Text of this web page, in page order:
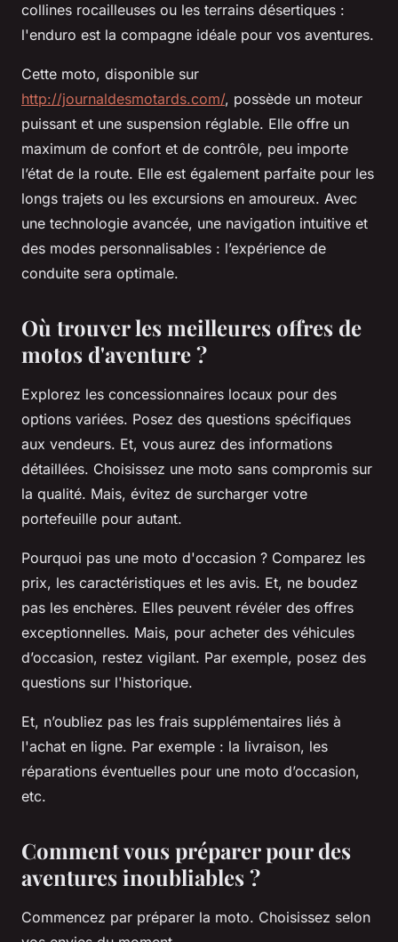
collines rocailleuses ou les terrains désertiques :
l'enduro est la compagne idéale pour vos aventures.
Cette moto, disponible sur
http://journaldesmotards.com/, possède un moteur
puissant et une suspension réglable. Elle offre un
maximum de confort et de contrôle, peu importe
l’état de la route. Elle est également parfaite pour les
longs trajets ou les excursions en amoureux. Avec
une technologie avancée, une navigation intuitive et
des modes personnalisables : l’expérience de
conduite sera optimale.
Où trouver les meilleures offres de
motos d'aventure ?
Explorez les concessionnaires locaux pour des
options variées. Posez des questions spécifiques
aux vendeurs. Et, vous aurez des informations
détaillées. Choisissez une moto sans compromis sur
la qualité. Mais, évitez de surcharger votre
portefeuille pour autant.
Pourquoi pas une moto d'occasion ? Comparez les
prix, les caractéristiques et les avis. Et, ne boudez
pas les enchères. Elles peuvent révéler des offres
exceptionnelles. Mais, pour acheter des véhicules
d’occasion, restez vigilant. Par exemple, posez des
questions sur l'historique.
Et, n’oubliez pas les frais supplémentaires liés à
l'achat en ligne. Par exemple : la livraison, les
réparations éventuelles pour une moto d’occasion,
etc.
Comment vous préparer pour des
aventures inoubliables ?
Commencez par préparer la moto. Choisissez selon